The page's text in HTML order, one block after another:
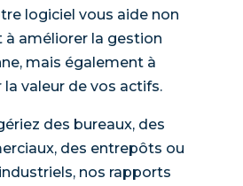
logiciel vous aide non
à améliorer la gestion
mais également à
valeur de vos actifs.
des bureaux, des
des entrepôts ou
nos rapports